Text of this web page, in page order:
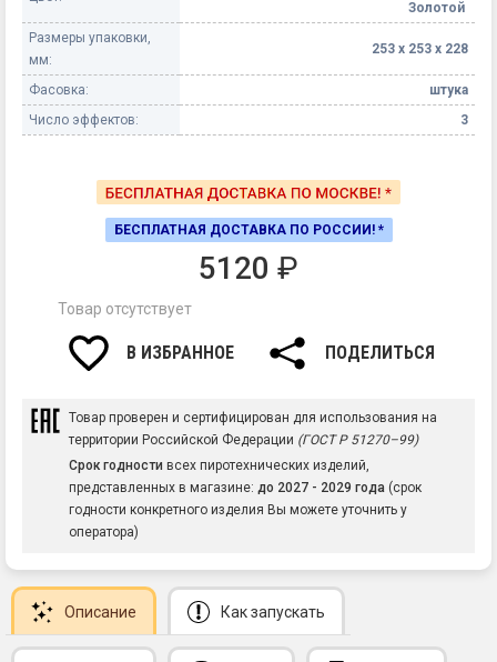
Золотой
Размеры упаковки,
мм:
253 х 253 х 228
Фасовка:
штука
Число эффектов:
3
БЕСПЛАТНАЯ ДОСТАВКА ПО РОССИИ! *
5120 ₽
Товар отсутствует
В ИЗБРАННОЕ ПОДЕЛИТЬСЯ
Товар проверен и сертифицирован для использования на
территории Российской Федерации (ГОСТ Р 51270–99)
Срок годности всех пиротехнических изделий,
представленных в магазине: до 2027 - 2029 года (срок
годности конкретного изделия Вы можете уточнить у
оператора)
Описание Как запускать